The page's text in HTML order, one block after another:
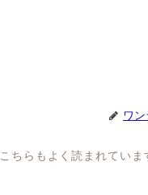
ワ
こちらもよく読まれていま